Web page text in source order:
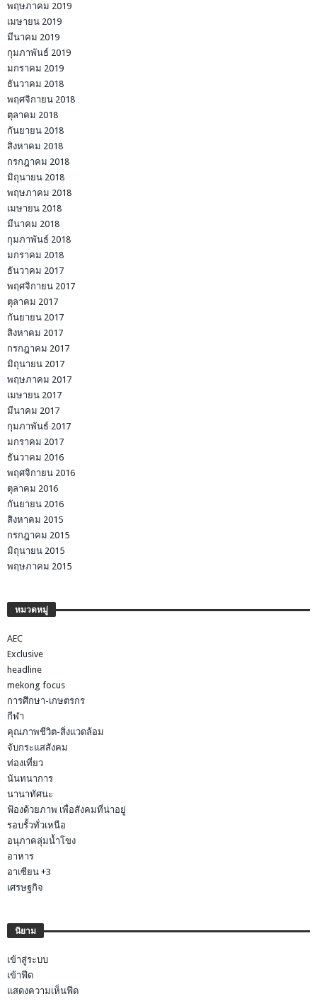
พฤษภาคม 2019
เมษายน 2019
มีนาคม 2019
กุมภาพันธ์ 2019
มกราคม 2019
ธันวาคม 2018
พฤศจิกายน 2018
ตุลาคม 2018
กันยายน 2018
สิงหาคม 2018
กรกฎาคม 2018
มิถุนายน 2018
พฤษภาคม 2018
เมษายน 2018
มีนาคม 2018
กุมภาพันธ์ 2018
มกราคม 2018
ธันวาคม 2017
พฤศจิกายน 2017
ตุลาคม 2017
กันยายน 2017
สิงหาคม 2017
กรกฎาคม 2017
มิถุนายน 2017
พฤษภาคม 2017
เมษายน 2017
มีนาคม 2017
กุมภาพันธ์ 2017
มกราคม 2017
ธันวาคม 2016
พฤศจิกายน 2016
ตุลาคม 2016
กันยายน 2016
สิงหาคม 2015
กรกฎาคม 2015
มิถุนายน 2015
พฤษภาคม 2015
หมวดหมู่
AEC
Exclusive
headline
mekong focus
การศึกษา-เกษตรกร
กีฬา
คุณภาพชีวิต-สิ่งแวดล้อม
จับกระแสสังคม
ท่องเที่ยว
นันทนาการ
นานาทัศนะ
ฟ้องด้วยภาพ เพื่อสังคมที่น่าอยู่
รอบรั้วทั่วเหนือ
อนุภาคลุ่มน้ำโขง
อาหาร
อาเซียน +3
เศรษฐกิจ
นิยาม
เข้าสู่ระบบ
เข้าฟีด
แสดงความเห็นฟีด